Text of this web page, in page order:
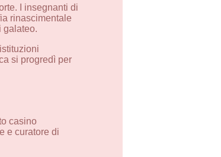
I insegnanti di
rinascimentale
galateo.
si progredì per
casino
e curatore di